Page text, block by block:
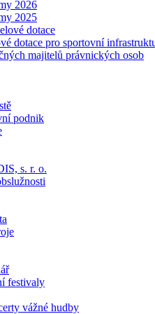
2026
2025
dotace
dotace pro sportovní
majitelů právnických osob
podnik
s. r. o.
festivaly
vážné hudby